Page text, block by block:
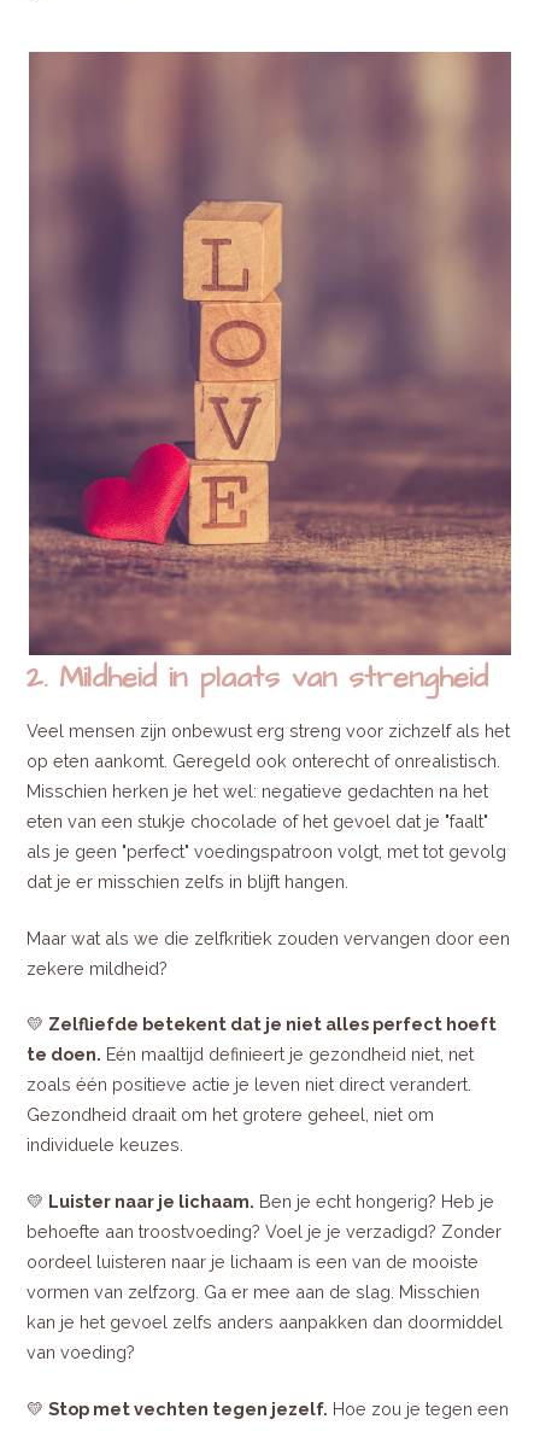
2. Mildheid in plaats van strengheid
Veel mensen zijn onbewust erg streng voor zichzelf als het
op eten aankomt. Geregeld ook onterecht of onrealistisch.
Misschien herken je het wel: negatieve gedachten na het
eten van een stukje chocolade of het gevoel dat je "faalt"
als je geen "perfect" voedingspatroon volgt, met tot gevolg
dat je er misschien zelfs in blijft hangen.
Maar wat als we die zelfkritiek zouden vervangen door een
zekere mildheid?
💛 Zelfliefde betekent dat je niet alles perfect hoeft
te doen. Eén maaltijd definieert je gezondheid niet, net
zoals één positieve actie je leven niet direct verandert.
Gezondheid draait om het grotere geheel, niet om
individuele keuzes.
💛 Luister naar je lichaam. Ben je echt hongerig? Heb je
behoefte aan troostvoeding? Voel je je verzadigd? Zonder
oordeel luisteren naar je lichaam is een van de mooiste
vormen van zelfzorg. Ga er mee aan de slag. Misschien
kan je het gevoel zelfs anders aanpakken dan doormiddel
van voeding?
💛Stop met vechten tegen jezelf. Hoe zou je tegen een